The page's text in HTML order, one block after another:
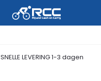
SNELLE LEVERING 1-3 dagen